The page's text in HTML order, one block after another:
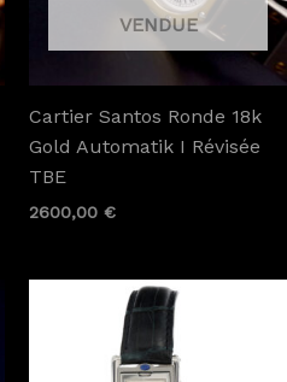
Cartier Santos Ronde 18k
Gold Automatik I Révisée
TBE
2600,00 €